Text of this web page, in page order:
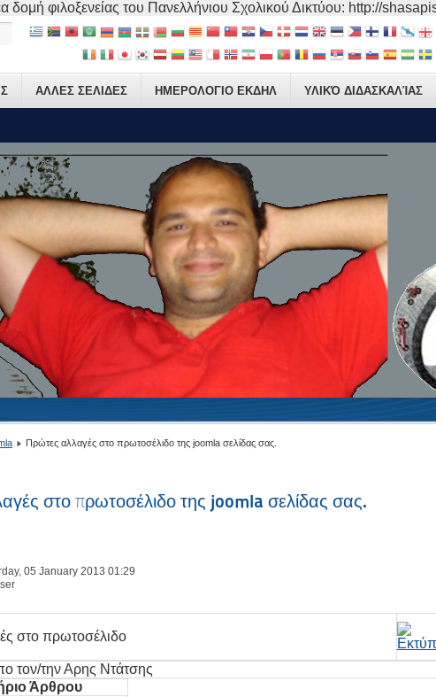
δομή φιλοξενείας του Πανελλήνιου Σχολικού Δικτύου: http://
ΑΛΛΕΣ ΣΕΛΙΔΕΣ ΗΜΕΡΟΛΟΓΙΟ ΕΚΔΗΛ ΥΛΙΚΌ ΔΙΔΑΣΚΑΛΊΑΣ
Πρώτες αλλαγές στο πρωτοσέλιδο της joomla σελίδας σας.
στο πρωτοσέλιδο της joomla σελίδας σας.
05 January 2013 01:29
στο πρωτοσέλιδο
τον/την Αρης Ντάτσης
Άρθρου